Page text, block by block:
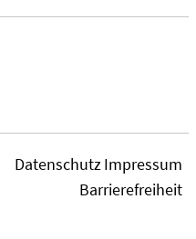
DatenschutzImpressum
Barrierefreiheit